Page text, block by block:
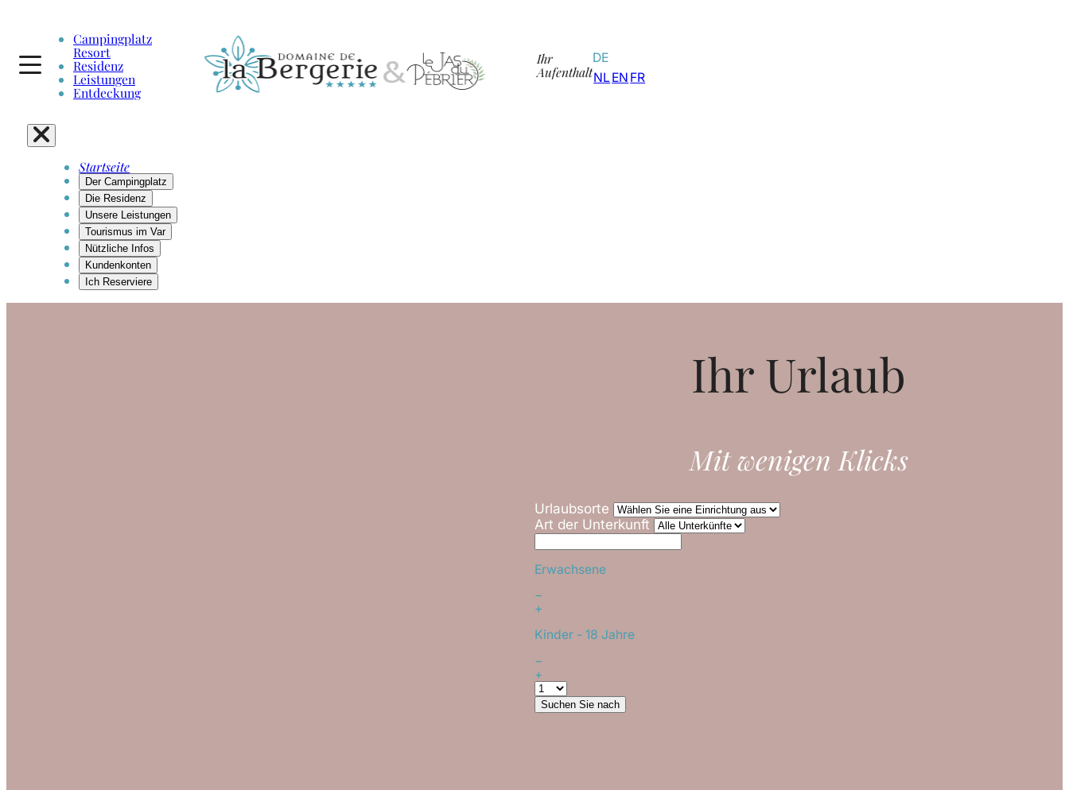
Campingplatz
Resort
Residenz
Leistungen
Entdeckung
Ihr
Aufenthalt
DE
NL EN FR
Startseite
Der Campingplatz
Die Residenz
Unsere Leistungen
Tourismus im Var
Nützliche Infos
Kundenkonten
Ich Reserviere
Ihr Urlaub
Mit wenigen Klicks
Urlaubsorte
Art der Unterkunft
Erwachsene
−
+
Kinder - 18 Jahre
−
+
Suchen Sie nach